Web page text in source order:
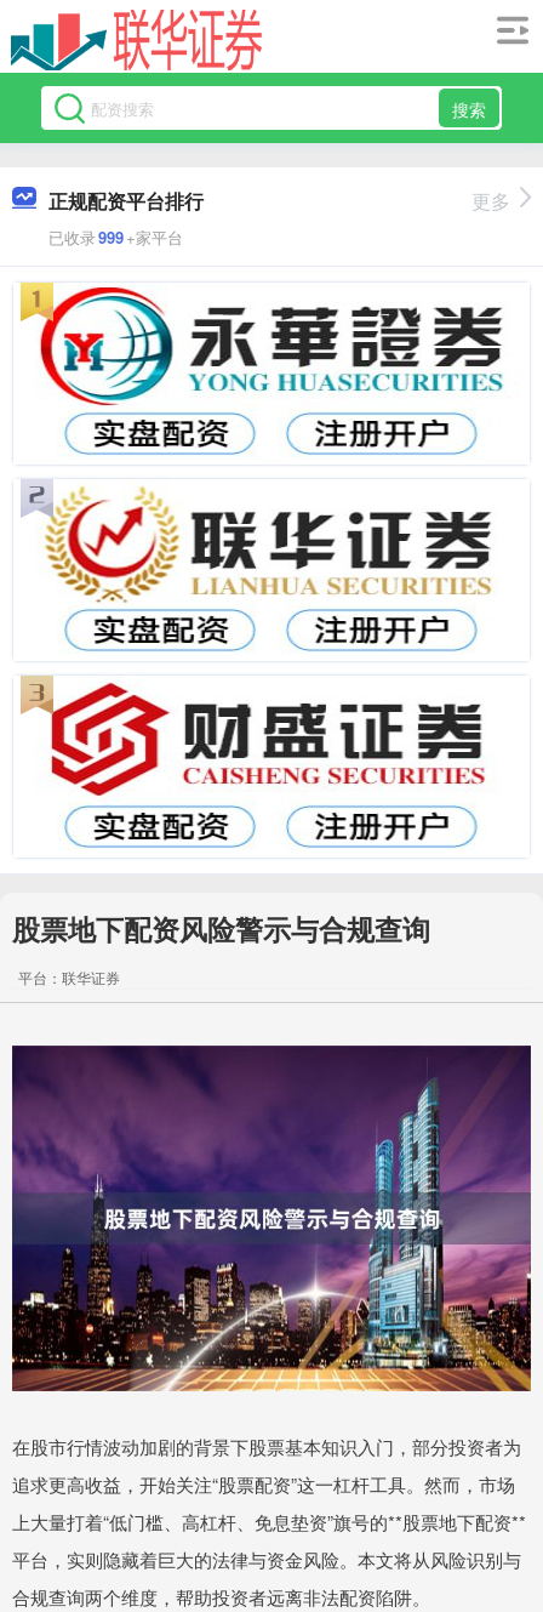
搜索
正规配资平台排行
已收录999+家平台
更多
股票地下配资风险警示与合规查询
平台：联华证券
在股市行情波动加剧的背景下股票基本知识入门，部分投资者为
追求更高收益，开始关注“股票配资”这一杠杆工具。然而，市场
上大量打着“低门槛、高杠杆、免息垫资”旗号的**股票地下配资**
平台，实则隐藏着巨大的法律与资金风险。本文将从风险识别与
合规查询两个维度，帮助投资者远离非法配资陷阱。